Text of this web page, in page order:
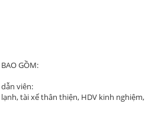
GỒM:
viên:
tài xế thân thiện, HDV kinh nghiệm,